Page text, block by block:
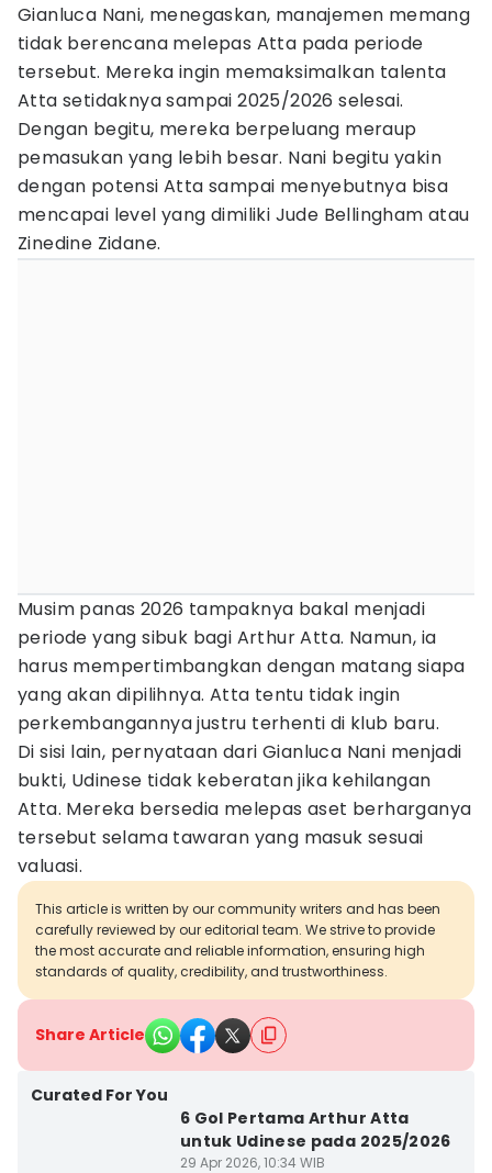
Gianluca Nani, menegaskan, manajemen memang
tidak berencana melepas Atta pada periode
tersebut. Mereka ingin memaksimalkan talenta
Atta setidaknya sampai 2025/2026 selesai.
Dengan begitu, mereka berpeluang meraup
pemasukan yang lebih besar. Nani begitu yakin
dengan potensi Atta sampai menyebutnya bisa
mencapai level yang dimiliki Jude Bellingham atau
Zinedine Zidane.
Musim panas 2026 tampaknya bakal menjadi
periode yang sibuk bagi Arthur Atta. Namun, ia
harus mempertimbangkan dengan matang siapa
yang akan dipilihnya. Atta tentu tidak ingin
perkembangannya justru terhenti di klub baru.
Di sisi lain, pernyataan dari Gianluca Nani menjadi
bukti, Udinese tidak keberatan jika kehilangan
Atta. Mereka bersedia melepas aset berharganya
tersebut selama tawaran yang masuk sesuai
valuasi.
This article is written by our community writers and has been
carefully reviewed by our editorial team. We strive to provide
the most accurate and reliable information, ensuring high
standards of quality, credibility, and trustworthiness.
Share Article
Curated For You
6 Gol Pertama Arthur Atta
untuk Udinese pada 2025/2026
29 Apr 2026, 10:34 WIB